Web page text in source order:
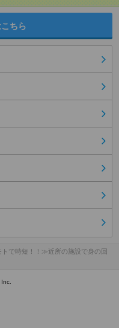
ちら
で時短！！≫近所の施設で身の回